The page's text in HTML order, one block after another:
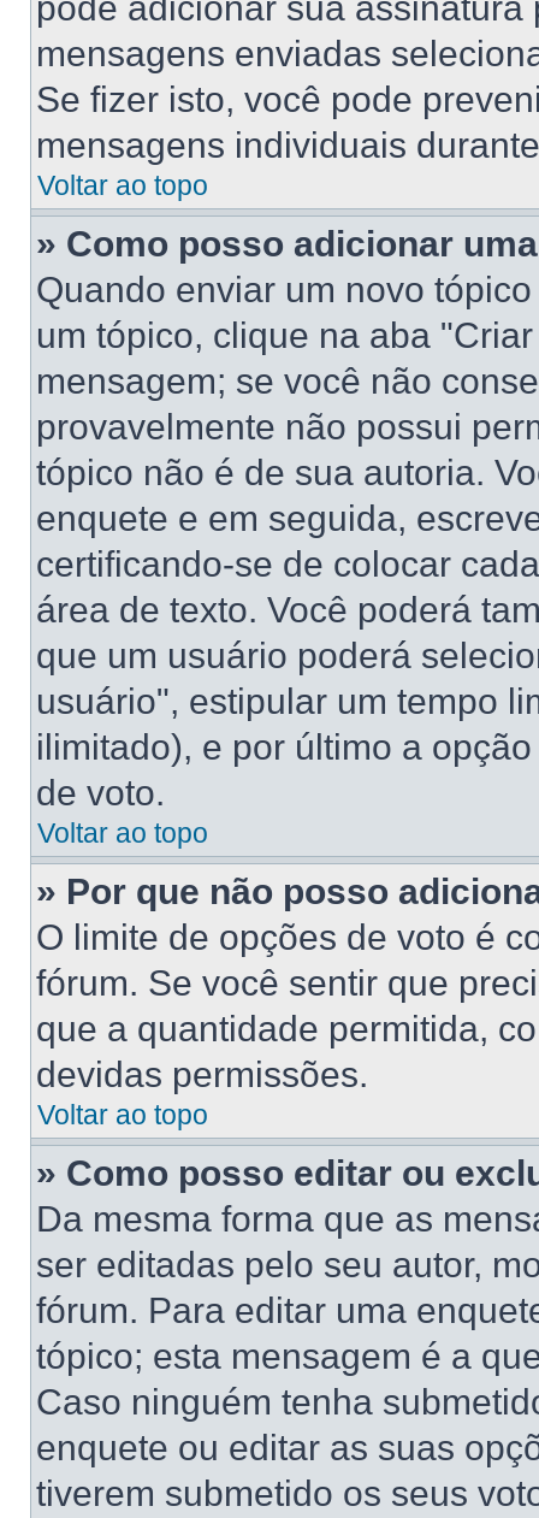
mensagens enviadas
Se fizer isto, você pode
mensagens individuais
Voltar ao topo
» Como posso adicionar
Quando enviar um novo
um tópico, clique na aba
mensagem; se você não
provavelmente não possui
tópico não é de sua autoria.
enquete e em seguida,
certificando-se de colocar
área de texto. Você poderá
que um usuário poderá
usuário", estipular um tempo
ilimitado), e por último a
de voto.
Voltar ao topo
» Por que não posso
O limite de opções de voto é
fórum. Se você sentir que
que a quantidade permitida,
devidas permissões.
Voltar ao topo
» Como posso editar ou
Da mesma forma que as
ser editadas pelo seu autor,
fórum. Para editar uma
tópico; esta mensagem é a
Caso ninguém tenha
enquete ou editar as suas
tiverem submetido os seus